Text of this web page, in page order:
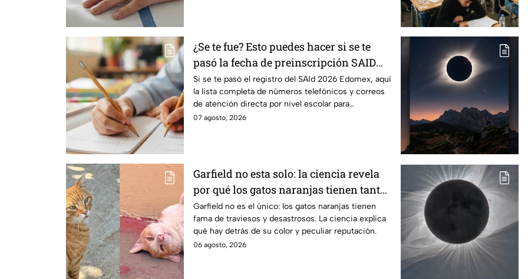
¿Se te fue? Esto puedes hacer si se te
pasó la fecha de preinscripción SAID
Edomex 2026
Si se te pasó el registro del SAId 2026 Edomex, aquí
la lista completa de números telefónicos y correos
de atención directa por nivel escolar para
solucionarlo.
07 agosto, 2026
Garfield no esta solo: la ciencia revela
por qué los gatos naranjas tienen tanta
fama de hacer "desastres"
Garfield no es el único: los gatos naranjas tienen
fama de traviesos y desastrosos. La ciencia explica
qué hay detrás de su color y peculiar reputación.
06 agosto, 2026